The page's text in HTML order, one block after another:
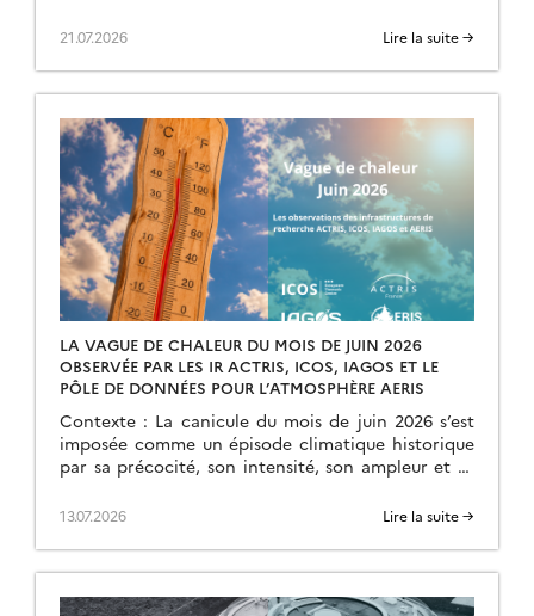
21.07.2026 Lire la suite →
LA VAGUE DE CHALEUR DU MOIS DE JUIN 2026
OBSERVÉE PAR LES IR ACTRIS, ICOS, IAGOS ET LE
PÔLE DE DONNÉES POUR L’ATMOSPHÈRE AERIS
Contexte : La canicule du mois de juin 2026 s’est
imposée comme un épisode climatique historique
par sa précocité, son intensité, son ampleur et sa
13.07.2026 Lire la suite →